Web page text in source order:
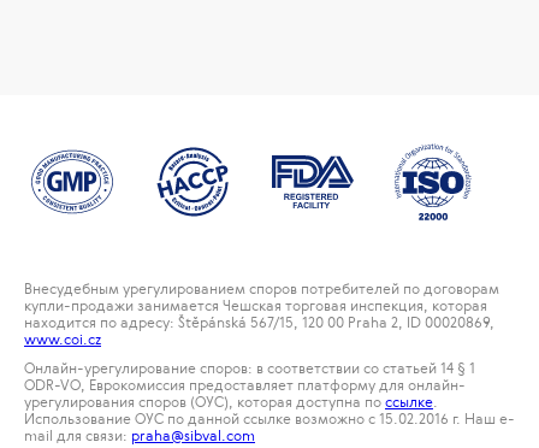
Внесудебным урегулированием споров потребителей по договорам
купли-продажи занимается Чешская торговая инспекция, которая
находится по адресу: Štěpánská 567/15, 120 00 Praha 2, ID 00020869,
www.coi.cz
Онлайн-урегулирование споров: в соответствии со статьей 14 § 1
ODR-VO, Еврокомиссия предоставляет платформу для онлайн-
урегулирования споров (ОУС), которая доступна поссылке.
Использование ОУС по данной ссылке возможно с 15.02.2016 г. Наш е-
mail для связи: praha@sibval.com